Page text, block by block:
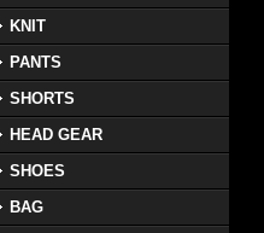
KNIT
PANTS
SHORTS
HEAD GEAR
SHOES
BAG